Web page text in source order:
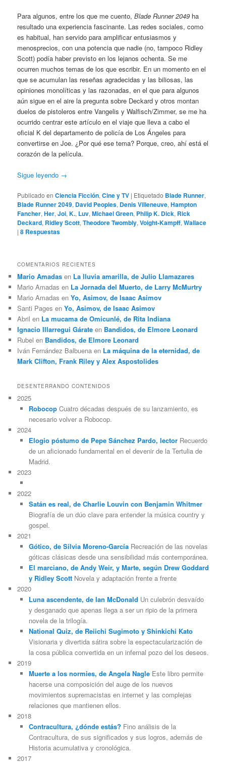
Para algunos, entre los que me cuento,Blade Runner 2049 ha
resultado una experiencia fascinante. Las redes sociales, como
es habitual, han servido para amplificar entusiasmos y
menosprecios, con una potencia que nadie (no, tampoco Ridley
Scott) podía haber previsto en los lejanos ochenta. Se me
ocurren muchos temas de los que escribir. En un momento en el
que se acumulan las reseñas agradecidas y las biliosas, las
opiniones monolíticas y las razonadas, en el que para algunos
aún sigue en el aire la pregunta sobre Deckard y otros montan
duelos de pistoleros entre Vangelis y Walfisch/Zimmer, se me ha
ocurrido centrar este artículo en el viaje que lleva a cabo el
oficial K del departamento de policía de Los Ángeles para
convertirse en Joe. ¿Por qué ese tema? Porque, creo, ahí está el
corazón de la película.
Sigue leyendo →
Publicado en Ciencia Ficción,Cine y TV | Etiquetado Blade Runner,
Blade Runner 2049, David Peoples, Denis Villeneuve,Hampton
Fancher,Her,Joi,K., Luv,Michael Green, Philip K. Dick, Rick
Deckard, Ridley Scott,Theodore Twombly,Voight-Kampff,Wallace
|8 Respuestas
COMENTARIOS RECIENTES
Mario Amadas en La lluvia amarilla, de Julio Llamazares
Mario Amadas en La Jornada del Muerto, de Larry McMurtry
Mario Amadas enYo, Asimov, de Isaac Asimov
Santi Pages enYo, Asimov, de Isaac Asimov
Abril en La mucama de Omicunlé, de Rita Indiana
Ignacio Illarregui Gárate en Bandidos, de Elmore Leonard
Rubel en Bandidos, de Elmore Leonard
Iván Fernández Balbuena en La máquina de la eternidad, de
Mark Clifton, Frank Riley y Alex Aspostolides
DESENTERRANDO CONTENIDOS
2025
RobocopCuatro décadas después de su lanzamiento, es
necesario volver a Robocop.
2024
Elogio póstumo de Pepe Sánchez Pardo, lectorRecuerdo
de un aficionado fundamental en el devenir de la Tertulia de
Madrid.
2023
2022
Satán es real, de Charlie Louvin con Benjamin Whitmer
Biografía de un dúo clave para entender la música country y
gospel.
2021
Gótico, de Silvia Moreno-GarcíaRecreación de las novelas
góticas clásicas desde una sensibilidad más contemporánea.
El marciano, de Andy Weir, y Marte, según Drew Goddard
y Ridley ScottNovela y adaptación frente a frente
2020
Luna ascendente, de Ian McDonald Un culebrón desvaído
y desganado que apenas llega a ser un ripio de la primera
novela de la trilogía.
National Quiz, de Reiichi Sugimoto y Shinkichi Kato
Visionaria y divertida sátira sobre la espectacularización de
la cosa pública convertida en un infernal pozo del los deseos.
2019
Muerte a los normies, de Angela NagleEste libro permite
hacerse una composición del auge de los nuevos
movimientos supremacistas en internet y las complejas
relaciones que mantienen ellos.
2018
Contracultura, ¿dónde estás? Fino análisis de la
Contracultura, de sus significados y sus logros, además de
Historia acumulativa y cronológica.
2017